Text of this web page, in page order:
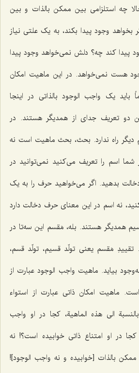
چه استلزامى بین ممکن بالذات و بین
وجود پیدا بکند، به یک علتى نیاز
پیدا کند چه؟ دلش نمى‌خواهد وجود پیدا
هست نمى‌خواهد. در این ماهیت امکان
باید یک واجب الوجود بالذاتى در اینجا
دو تعریف جدای از همدیگر هستند. در
راه ندارد. بحث، بحث ماهیت است نه
اسم را تعریف مى‌کنید نمى‌توانید در
بدهید. اگر مى‌خواهید حرف را به یک
نه اسم در این معناى حرف دخالت دارد
همدیگر هستند. بله، مَقسم این سه‌تا در
تقییدِ مَقسم یعنى تولّد قسیم، تولّد قسم،
بیاید. ماهیت واجب الوجود عبارت از
ماهیت امکان ذاتى عبارت از استواء
الى هذه الماهیة، کجا در او واجب
در او امتناع ذاتى خوابیده است؟! نه
بالذات [خوابیده و نه واجب الوجود]!